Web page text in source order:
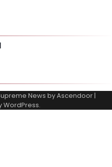
News byAscendoor|
WordPress.